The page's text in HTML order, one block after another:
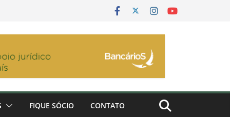
FIQUE SÓCIO CONTATO